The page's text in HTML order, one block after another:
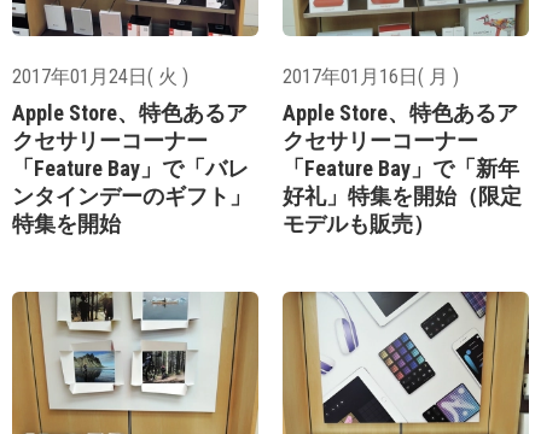
2017年01月24日( 火 )
Apple Store、特色あるア
クセサリーコーナー
「Feature Bay」で「バレ
ンタインデーのギフト」
特集を開始
2017年01月16日( 月 )
Apple Store、特色あるア
クセサリーコーナー
「Feature Bay」で「新年
好礼」特集を開始（限定
モデルも販売）